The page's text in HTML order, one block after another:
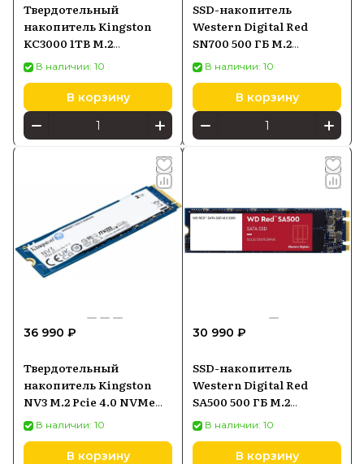
Твердотельный
накопитель Kingston
KC3000 1TB M.2
SKC3000S1024G
В наличии: 10
В корзину
SSD-накопитель
Western Digital Red
SN700 500 ГБ M.2
(WDS500G1R0C)
В наличии: 10
В корзину
36 990 ₽
Твердотельный
накопитель Kingston
NV3 M.2 Pcie 4.0 NVMe
2TB SNV3S2000G
В наличии: 10
В корзину
30 990 ₽
SSD-накопитель
Western Digital Red
SA500 500 ГБ M.2
(WDS500G1R0B)
В наличии: 10
В корзину